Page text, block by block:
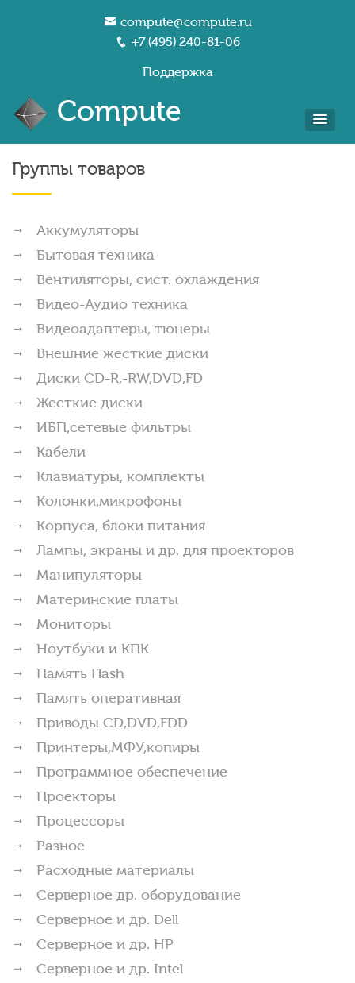
compute@compute.ru
+7 (495) 240-81-06
Поддержка
Compute
Группы товаров
Аккумуляторы
Бытовая техника
Вентиляторы, сист. охлаждения
Видео-Аудио техника
Видеоадаптеры, тюнеры
Внешние жесткие диски
Диски CD-R,-RW,DVD,FD
Жесткие диски
ИБП,сетевые фильтры
Кабели
Клавиатуры, комплекты
Колонки,микрофоны
Корпуса, блоки питания
Лампы, экраны и др. для проекторов
Манипуляторы
Материнские платы
Мониторы
Ноутбуки и КПК
Память Flash
Память оперативная
Приводы CD,DVD,FDD
Принтеры,МФУ,копиры
Программное обеспечение
Проекторы
Процессоры
Разное
Расходные материалы
Серверное др. оборудование
Серверное и др. Dell
Серверное и др. HP
Серверное и др. Intel